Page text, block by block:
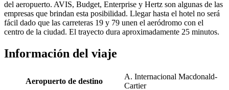
del aeropuerto. AVIS, Budget, Enterprise y Hertz son algunas de las
empresas que brindan esta posibilidad. Llegar hasta el hotel no será
fácil dado que las carreteras 19 y 79 unen el aeródromo con el
centro de la ciudad. El trayecto dura aproximadamente 25 minutos.
Información del viaje
Aeropuerto de destino
A. Internacional Macdonald-
Cartier